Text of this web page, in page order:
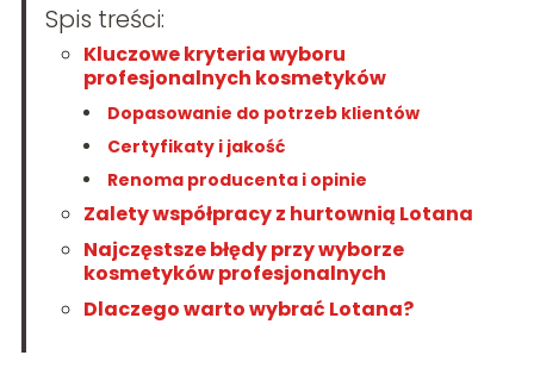
Spis treści:
Kluczowe kryteria wyboru
profesjonalnych kosmetyków
Dopasowanie do potrzeb klientów
Certyfikaty i jakość
Renoma producenta i opinie
Zalety współpracy z hurtownią Lotana
Najczęstsze błędy przy wyborze
kosmetyków profesjonalnych
Dlaczego warto wybrać Lotana?